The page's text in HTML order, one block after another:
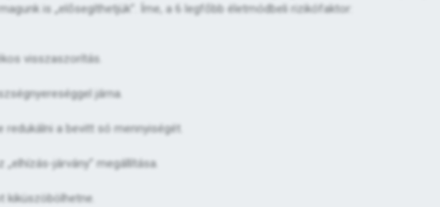
is „elősegíthetjük”. Íme, a 6 legfőbb életmódbeli rizikófaktor:
visszaszorítás.
járna.
a bevitt só mennyiségét.
járvány” megállítása.
kiküszöbölhetne.